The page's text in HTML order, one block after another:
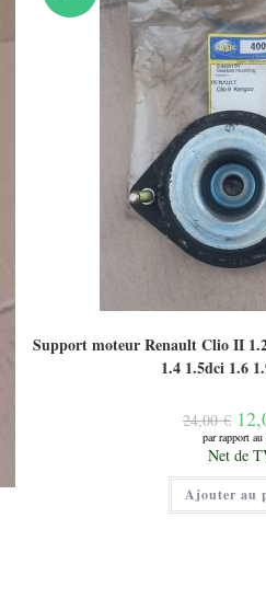
Support moteur Renault Clio II
1.4 1.5dci 1.6
24,00€ Le
prix
par rapport
Le
prix
actuel
est :
12,00 €.
Net de
Ajouter au